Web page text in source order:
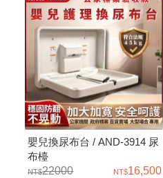
嬰兒換尿布台 / AND-3914 尿
布檯
22000
16,500